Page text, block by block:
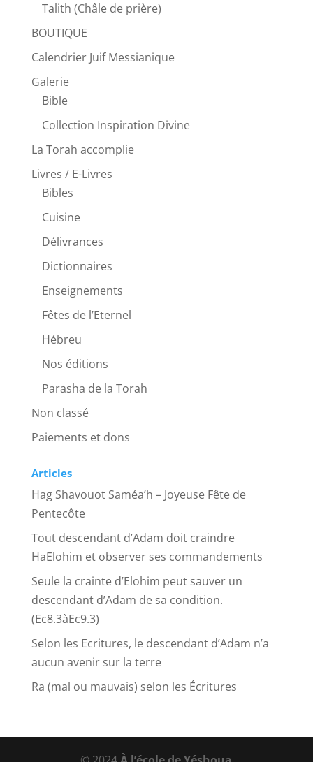
Talith (Châle de prière)
BOUTIQUE
Calendrier Juif Messianique
Galerie
Bible
Collection Inspiration Divine
La Torah accomplie
Livres / E-Livres
Bibles
Cuisine
Délivrances
Dictionnaires
Enseignements
Fêtes de l’Eternel
Hébreu
Nos éditions
Parasha de la Torah
Non classé
Paiements et dons
Articles
Hag Shavouot Saméa’h – Joyeuse Fête de
Pentecôte
Tout descendant d’Adam doit craindre
HaElohim et observer ses commandements
Seule la crainte d’Elohim peut sauver un
descendant d’Adam de sa condition.
(Ec8.3àEc9.3)
Selon les Ecritures, le descendant d’Adam n’a
aucun avenir sur la terre
Ra (mal ou mauvais) selon les Écritures